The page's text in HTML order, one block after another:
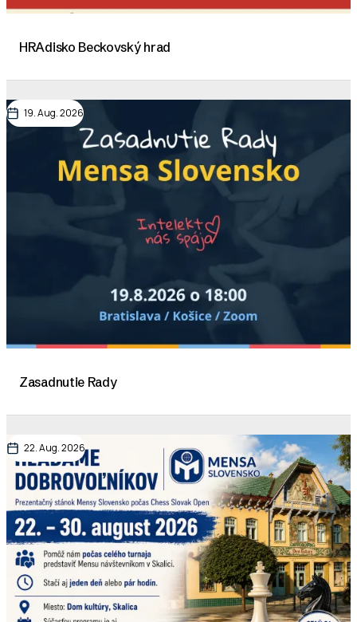
HRAdisko Beckovský hrad
19. Aug. 2026
Zasadnutie Rady
22. Aug. 2026